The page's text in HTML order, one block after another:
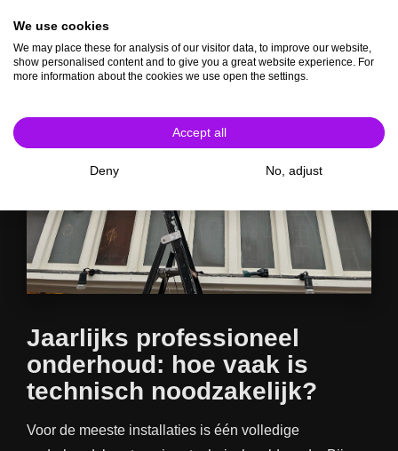
Jaarlijks professioneel
onderhoud: hoe vaak is
technisch noodzakelijk?
Voor de meeste installaties is één volledige
We use cookies
We may place these for analysis of our visitor data, to improve our website,
show personalised content and to give you a great website experience. For
more information about the cookies we use open the settings.
Accept all
Deny No, adjust